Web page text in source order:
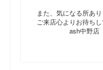
また、気になる所あり
ご来店心よりお待ちし
ash中野店